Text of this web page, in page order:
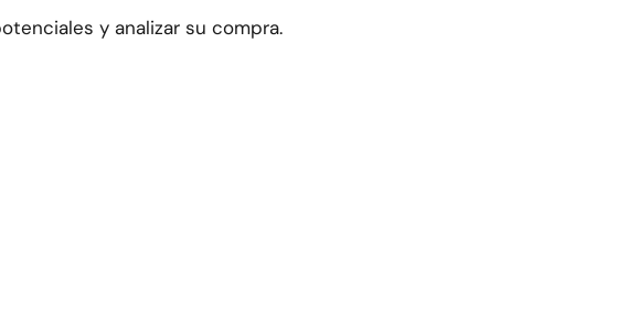
y analizar su compra.